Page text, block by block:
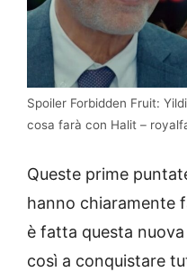
Spoiler Forbidden Fruit:
cosa farà con Halit –
Queste prime
hanno chiaramente
è fatta questa
così a conquistare